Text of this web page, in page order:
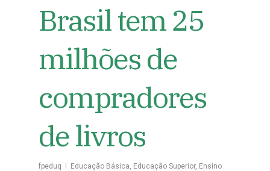
Brasil tem 25
milhões de
compradores
de livros
fpeduq Educação Básica, Educação Superior, Ensino